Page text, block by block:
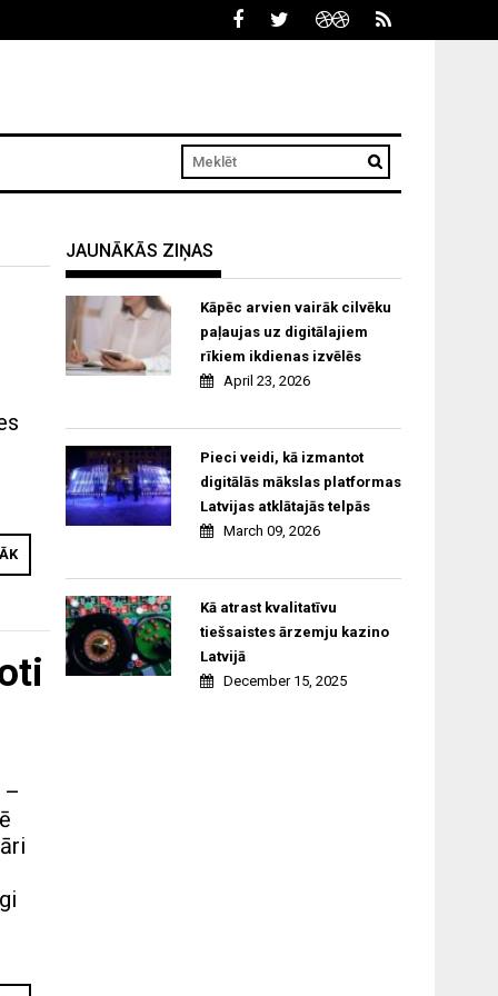
–
JAUNĀKĀS ZIŅAS
Kāpēc arvien vairāk cilvēku
paļaujas uz digitālajiem
rīkiem ikdienas izvēlēs
April 23, 2026
Pieci veidi, kā izmantot
digitālās mākslas platformas
Latvijas atklātajās telpās
March 09, 2026
Kā atrast kvalitatīvu
tiešsaistes ārzemju kazino
Latvijā
December 15, 2025